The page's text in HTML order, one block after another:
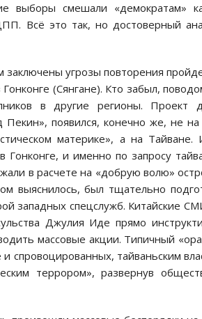
выборы смешали «демократам»
Всё это так, но достоверный
угрозы повторения
(Сянгане). Кто забыл,
в другие регионы. Проект
появился, конечно же, не на
материке», а на Тайване.
и именно по запросу
в расчете на «добрую волю»
выяснилось, был тщательно
западных спецслужб. Китайские
Джулия Иде прямо
массовые акции. Типичный
спровоцированных, тайваньским
террором», развернув